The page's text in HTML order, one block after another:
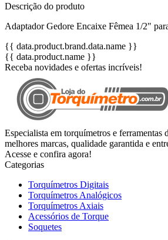
Descrição do produto
Adaptador Gedore Encaixe Fêmea 1/2"
{{ data.product.brand.data.name }}
{{ data.product.name }}
Receba novidades e ofertas incríveis!
Especialista em torquímetros e ferramentas
melhores marcas, qualidade garantida e
Acesse e confira agora!
Categorias
Torquímetros Digitais
Torquímetros Analógicos
Torquímetros Axiais
Acessórios de Torque
Soquetes